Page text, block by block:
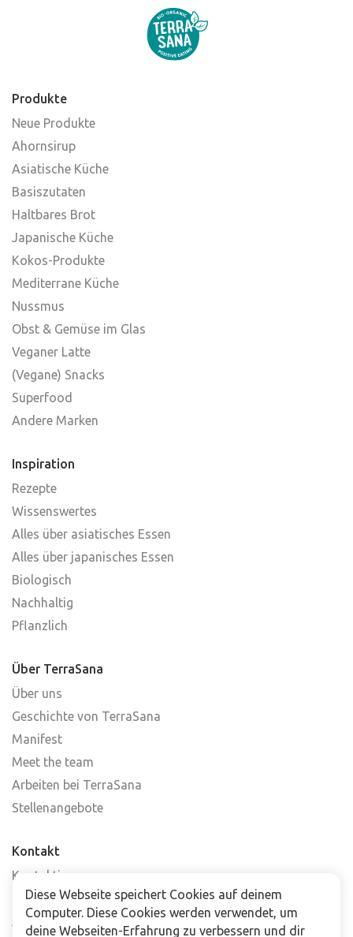
Produkte
Neue Produkte
Ahornsirup
Asiatische Küche
Basiszutaten
Haltbares Brot
Japanische Küche
Kokos-Produkte
Mediterrane Küche
Nussmus
Obst & Gemüse im Glas
Veganer Latte
(Vegane) Snacks
Superfood
Andere Marken
Inspiration
Rezepte
Wissenswertes
Alles über asiatisches Essen
Alles über japanisches Essen
Biologisch
Nachhaltig
Pflanzlich
Über TerraSana
Über uns
Geschichte von TerraSana
Manifest
Meet the team
Arbeiten bei TerraSana
Stellenangebote
Kontakt
Kontaktiere uns
Häufig gestellte Fragen
Abonniere unseren Newsletter
Diese Webseite speichert Cookies auf deinem
Computer. Diese Cookies werden verwendet, um
deine Webseiten-Erfahrung zu verbessern und dir